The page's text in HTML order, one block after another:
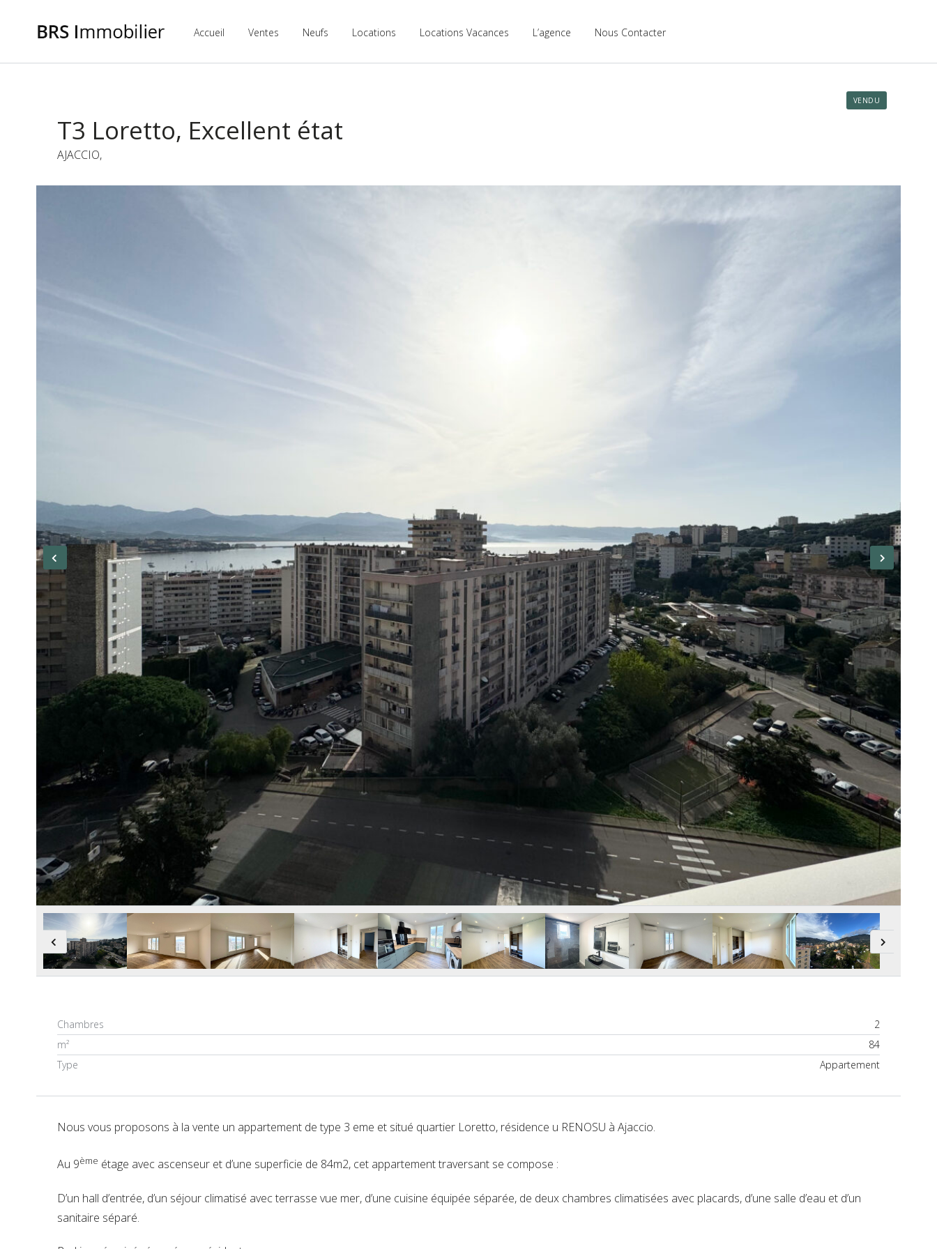
Accueil Ventes Neufs Locations Locations Vacances L’agence Nous Contacter
VENDU
T3 Loretto, Excellent état
AJACCIO,
Chambres
2
m²
84
Type
Appartement
Nous vous proposons à la vente un appartement de type 3 eme et situé quartier Loretto, résidence u RENOSU à Ajaccio.
Au 9ème étage avec ascenseur et d’une superficie de 84m2, cet appartement traversant se compose :
D’un hall d’entrée, d’un séjour climatisé avec terrasse vue mer, d’une cuisine équipée séparée, de deux chambres climatisées avec placards, d’une salle d’eau et d’un
sanitaire séparé.
moins d'une minute.
Identifiant
Mot de passe
CONNEXION
No apps configured. Please
contact your administrator.
Mot de passe perdu ?